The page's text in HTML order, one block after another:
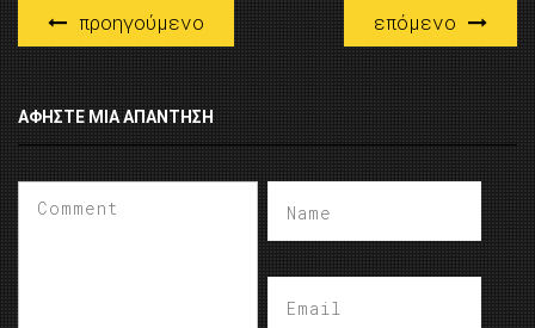
προηγούμενο επόμενο
ΑΦΉΣΤΕ ΜΙΑ ΑΠΆΝΤΗΣΗ